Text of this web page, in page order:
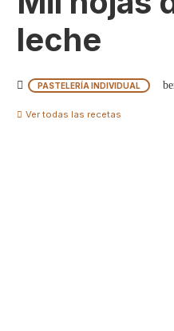
leche
PASTELERÍA INDIVIDUAL
Ver todas las recetas